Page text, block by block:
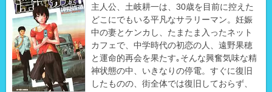
主人公、土岐耕一は、30歳を目前に控えた
どこにでもいる平凡なサラリーマン。妊娠
中の妻とケンカし、たまたま入ったネット
カフェで、中学時代の初恋の人、遠野果穂
と運命的再会を果たす｡そんな興奮気味な精
神状態の中、いきなりの停電。すぐに復旧
したものの、街全体では復旧しておらず、